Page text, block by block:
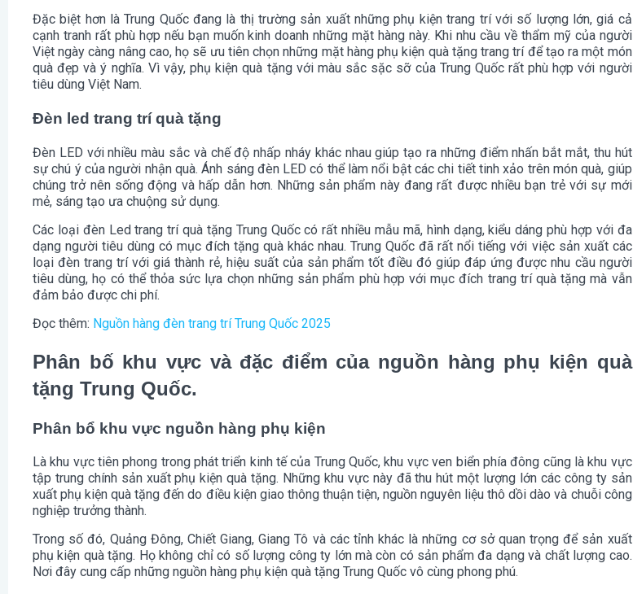
Đặc biệt hơn là Trung Quốc đang là thị trường sản xuất những phụ kiện trang trí với số lượng lớn, giá cả
cạnh tranh rất phù hợp nếu bạn muốn kinh doanh những mặt hàng này. Khi nhu cầu về thẩm mỹ của người
Việt ngày càng nâng cao, họ sẽ ưu tiên chọn những mặt hàng phụ kiện quà tặng trang trí để tạo ra một món
quà đẹp và ý nghĩa. Vì vậy, phụ kiện quà tặng với màu sắc sặc sỡ của Trung Quốc rất phù hợp với người
tiêu dùng Việt Nam.
Đèn led trang trí quà tặng
Đèn LED với nhiều màu sắc và chế độ nhấp nháy khác nhau giúp tạo ra những điểm nhấn bắt mắt, thu hút
sự chú ý của người nhận quà. Ánh sáng đèn LED có thể làm nổi bật các chi tiết tinh xảo trên món quà, giúp
chúng trở nên sống động và hấp dẫn hơn. Những sản phẩm này đang rất được nhiều bạn trẻ với sự mới
mẻ, sáng tạo ưa chuộng sử dụng.
Các loại đèn Led trang trí quà tặng Trung Quốc có rất nhiều mẫu mã, hình dạng, kiểu dáng phù hợp với đa
dạng người tiêu dùng có mục đích tặng quà khác nhau. Trung Quốc đã rất nổi tiếng với việc sản xuất các
loại đèn trang trí với giá thành rẻ, hiệu suất của sản phẩm tốt điều đó giúp đáp ứng được nhu cầu người
tiêu dùng, họ có thể thỏa sức lựa chọn những sản phẩm phù hợp với mục đích trang trí quà tặng mà vẫn
đảm bảo được chi phí.
Đọc thêm: Nguồn hàng đèn trang trí Trung Quốc 2025
Phân bố khu vực và đặc điểm của nguồn hàng phụ kiện quà
tặng Trung Quốc.
Phân bổ khu vực nguồn hàng phụ kiện
Là khu vực tiên phong trong phát triển kinh tế của Trung Quốc, khu vực ven biển phía đông cũng là khu vực
tập trung chính sản xuất phụ kiện quà tặng. Những khu vực này đã thu hút một lượng lớn các công ty sản
xuất phụ kiện quà tặng đến do điều kiện giao thông thuận tiện, nguồn nguyên liệu thô dồi dào và chuỗi công
nghiệp trưởng thành.
Trong số đó, Quảng Đông, Chiết Giang, Giang Tô và các tỉnh khác là những cơ sở quan trọng để sản xuất
phụ kiện quà tặng. Họ không chỉ có số lượng công ty lớn mà còn có sản phẩm đa dạng và chất lượng cao.
Nơi đây cung cấp những nguồn hàng phụ kiện quà tặng Trung Quốc vô cùng phong phú.